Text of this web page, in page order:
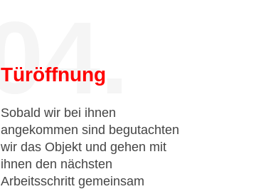
04.
Türöffnung
Sobald wir bei ihnen
angekommen sind begutachten
wir das Objekt und gehen mit
ihnen den nächsten
Arbeitsschritt gemeinsam